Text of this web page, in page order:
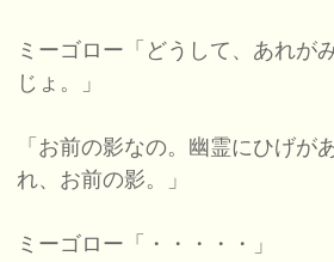
ミーゴロー「どうして、あれが
じょ。」
「お前の影なの。幽霊にひげが
れ、お前の影。」
ミーゴロー「・・・・・」